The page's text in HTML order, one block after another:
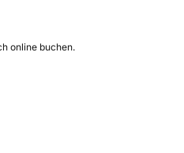
online buchen.